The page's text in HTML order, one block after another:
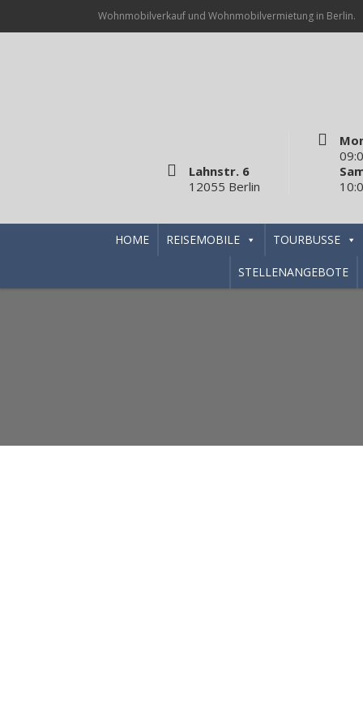
Wohnmobilverkauf und Wohnmobilvermietung in Berlin.
Lahnstr. 6
12055 Berlin
HOME REISEMOBILE TOURBUSSE
STELLENANGEBOTE